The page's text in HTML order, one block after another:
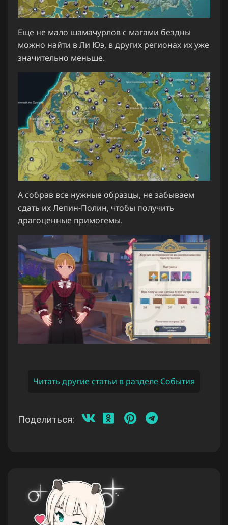
Еще не мало шамачурлов с магами бездны
можно найти в Ли Юэ, в других регионах их уже
значительно меньше.
А собрав все нужные образцы, не забываем
сдать их Лепин-Полин, чтобы получить
драгоценные примогемы.
Читать другие статьи в разделе События
Поделиться: